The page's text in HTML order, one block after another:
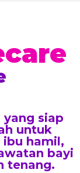
siap
untuk
hamil,
bayi
tenang.